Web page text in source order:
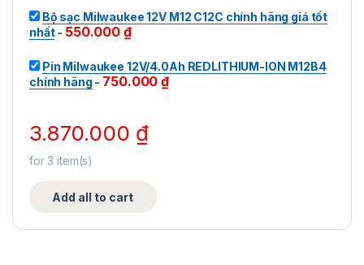
Bộ sạc Milwaukee 12V M12 C12C chính hãng giá tốt
nhất- 550.000 ₫
Pin Milwaukee 12V/4.0Ah REDLITHIUM-ION M12B4
chính hãng - 750.000₫
3.870.000 ₫
for3 item(s)
Add all to cart